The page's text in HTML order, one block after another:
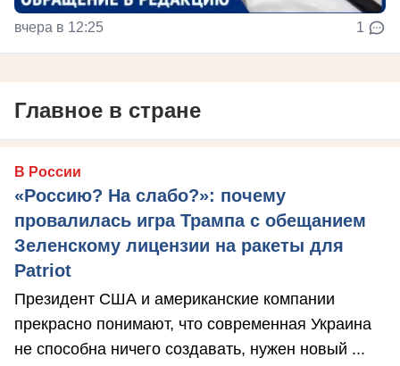
вчера в 12:25 1
Главное в стране
В России
«Россию? На слабо?»: почему
провалилась игра Трампа с обещанием
Зеленскому лицензии на ракеты для
Patriot
Президент США и американские компании
прекрасно понимают, что современная Украина
не способна ничего создавать, нужен новый ...